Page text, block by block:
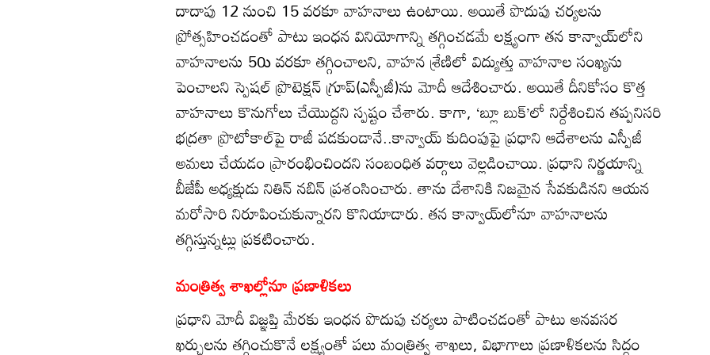
దాదాపు 12 నుంచి 15 వరకూ వాహనాలు ఉంటాయి. అయితే పొదుపు చర్యలను
ప్రోత్సహించడంతో పాటు ఇంధన వినియోగాన్ని తగ్గించడమే లక్ష్యంగా తన కాన్వాయ్‌లోని
వాహనాలను 50ు వరకూ తగ్గించాలని, వాహన శ్రేణిలో విద్యుత్తు వాహనాల సంఖ్యను
పెంచాలని స్పెషల్‌ ప్రొటెక్షన్‌ గ్రూప్‌(ఎస్పీజీ)ను మోదీ ఆదేశించారు. అయితే దీనికోసం కొత్త
వాహనాలు కొనుగోలు చేయొద్దని స్పష్టం చేశారు. కాగా, ‘బ్లూ బుక్‌’లో నిర్దేశించిన తప్పనిసరి
భద్రతా ప్రొటోకాల్‌పై రాజీ పడకుండానే..కాన్వాయ్‌ కుదింపుపై ప్రధాని ఆదేశాలను ఎస్పీజీ
అమలు చేయడం ప్రారంభించిందని సంబంధిత వర్గాలు వెల్లడించాయి. ప్రధాని నిర్ణయాన్ని
బీజేపీ అధ్యక్షుడు నితిన్‌ నబిన్‌ ప్రశంసించారు. తాను దేశానికి నిజమైన సేవకుడినని ఆయన
మరోసారి నిరూపించుకున్నారని కొనియాడారు. తన కాన్వాయ్‌లోనూ వాహనాలను
తగ్గిస్తున్నట్లు ప్రకటించారు.
మంత్రిత్వ శాఖల్లోనూ ప్రణాళికలు
ప్రధాని మోదీ విజ్ఞప్తి మేరకు ఇంధన పొదుపు చర్యలు పాటించడంతో పాటు అనవసర
ఖర్చులను తగ్గించుకొనే లక్ష్యంతో పలు మంత్రిత్వ శాఖలు, విభాగాలు ప్రణాళికలను సిద్ధం